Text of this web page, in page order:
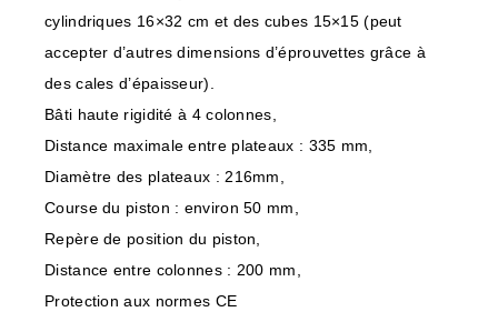
cylindriques 16×32 cm et des cubes 15×15 (peut
accepter d’autres dimensions d’éprouvettes grâce à
des cales d’épaisseur).
Bâti haute rigidité à 4 colonnes,
Distance maximale entre plateaux : 335 mm,
Diamètre des plateaux : 216mm,
Course du piston : environ 50 mm,
Repère de position du piston,
Distance entre colonnes : 200 mm,
Protection aux normes CE